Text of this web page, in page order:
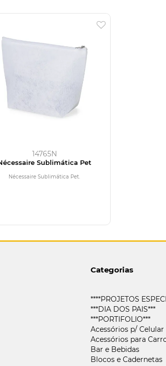
14765N
Sublimática Pet
Nécessaire Sublimática Pet.
Categorias
****PROJETOS
***DIA DOS PAIS***
***PORTIFOLIO***
Acessórios p/ Celular
Acessórios para
Bar e Bebidas
Blocos e Cadernetas